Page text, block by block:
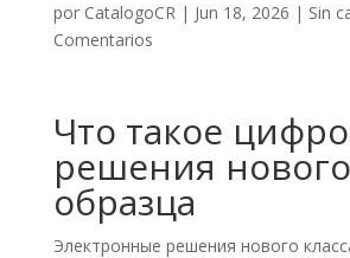
por CatalogoCR| Jun 18, 2026 | Sin
Comentarios
Что такое
решения нового
образца
Электронные решения нового